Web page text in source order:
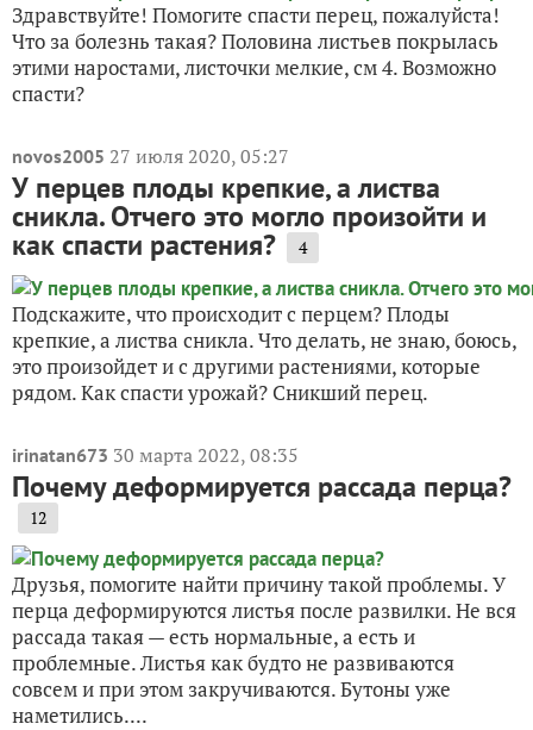
Здравствуйте! Помогите спасти перец, пожалуйста!
Что за болезнь такая? Половина листьев покрылась
этими наростами, листочки мелкие, см 4. Возможно
спасти?
novos2005 27 июля 2020, 05:27
У перцев плоды крепкие, а листва
сникла. Отчего это могло произойти и
как спасти растения? 4
Подскажите, что происходит с перцем? Плоды
крепкие, а листва сникла. Что делать, не знаю, боюсь,
это произойдет и с другими растениями, которые
рядом. Как спасти урожай? Сникший перец.
irinatan673 30 марта 2022, 08:35
Почему деформируется рассада перца?
12
Друзья, помогите найти причину такой проблемы. У
перца деформируются листья после развилки. Не вся
рассада такая — есть нормальные, а есть и
проблемные. Листья как будто не развиваются
совсем и при этом закручиваются. Бутоны уже
наметились....